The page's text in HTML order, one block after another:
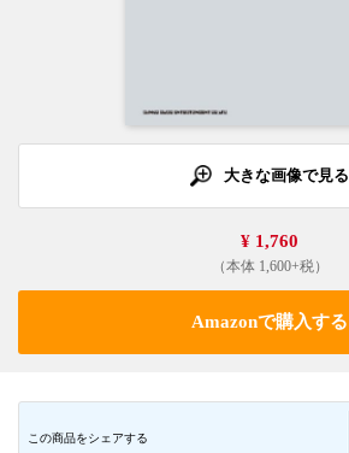
大きな画像で見る
¥ 1,760
（本体 1,600+税）
Amazonで購入する
この商品をシェアする